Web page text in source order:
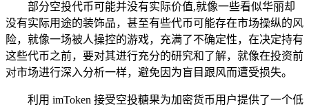
部分空投代币可能并没有实际价值,就像一些看似华丽却
没有实际用途的装饰品，甚至有些代币可能存在市场操纵的风
险，就像一场被人操控的游戏，充满了不确定性，在决定持有
这些代币之前，要对其进行充分的研究和了解，就像在投资前
对市场进行深入分析一样，避免因为盲目跟风而遭受损失。
利用 imToken 接受空投糖果为加密货币用户提供了一个低